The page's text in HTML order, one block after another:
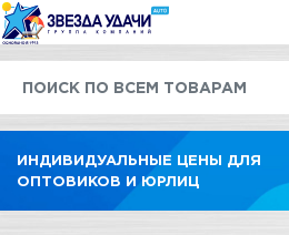
ИНДИВИДУАЛЬНЫЕ ЦЕНЫ ДЛЯ
ОПТОВИКОВ И ЮРЛИЦ